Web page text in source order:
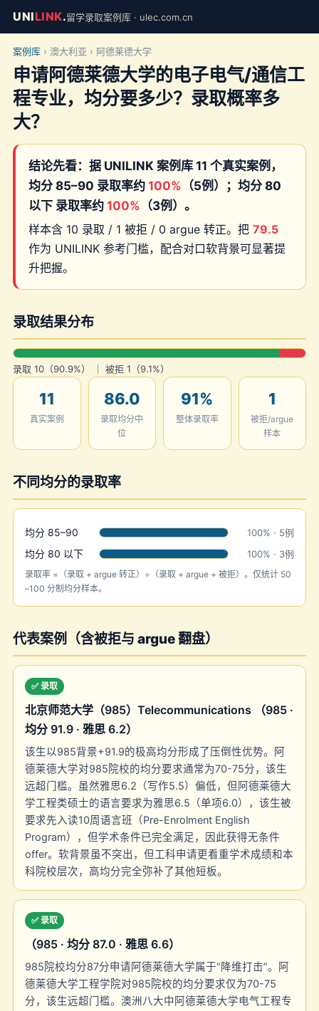
UNILINK.留学录取案例库 · ulec.com.cn
案例库 › 澳大利亚 › 阿德莱德大学
申请阿德莱德大学的电子电气/通信工
程专业，均分要多少？录取概率多
大？
结论先看：据 UNILINK 案例库 11 个真实案例，
均分 85–90 录取率约 100% （5例）；均分 80
以下 录取率约 100% （3例）。
样本含 10 录取 / 1 被拒 / 0 argue 转正。把 79.5
作为 UNILINK 参考门槛，配合对口软背景可显著提
升把握。
录取结果分布
录取 10（90.9%） ｜ 被拒 1（9.1%）
11
真实案例
86.0
录取均分中
位
91%
整体录取率
1
被拒/argue
样本
不同均分的录取率
均分 85–90 100% · 5例
均分 80 以下 100% · 3例
录取率 =（录取 + argue 转正）÷（录取 + argue + 被拒）。仅统计 50
–100 分制均分样本。
代表案例（含被拒与 argue 翻盘）
✅ 录取
北京师范大学（985）Telecommunications （985 ·
均分 91.9 · 雅思 6.2）
该生以985背景+91.9的极高均分形成了压倒性优势。阿
德莱德大学对985院校的均分要求通常为70-75分，该生
远超门槛。虽然雅思6.2（写作5.5）偏低，但阿德莱德大
学工程类硕士的语言要求为雅思6.5（单项6.0），该生被
要求先入读10周语言班（Pre-Enrolment English
Program），但学术条件已完全满足，因此获得无条件
offer。软背景虽不突出，但工科申请更看重学术成绩和本
科院校层次，高均分完全弥补了其他短板。
✅ 录取
（985 · 均分 87.0 · 雅思 6.6）
985院校均分87分申请阿德莱德大学属于“降维打击”。阿
德莱德大学工程学院对985院校的均分要求仅为70-75
分，该生远超门槛。澳洲八大中阿德莱德大学电气工程专